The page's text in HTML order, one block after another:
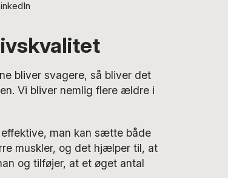
bliver svagere, så bliver det
Vi bliver nemlig flere ældre i
man kan sætte både
muskler, og det hjælper til, at
og tilføjer, at et øget antal